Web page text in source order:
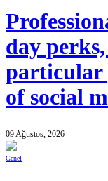
day
particular
of social
09 Ağustos, 2026
Genel